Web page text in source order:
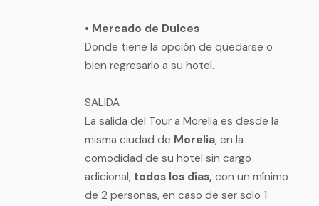
• Mercado de Dulces
Donde tiene la opción de quedarse o
bien regresarlo a su hotel.
SALIDA
La salida del Tour a Morelia es desde la
misma ciudad de Morelia, en la
comodidad de su hotel sin cargo
adicional, todos los días,con un mínimo
de 2 personas, en caso de ser solo 1